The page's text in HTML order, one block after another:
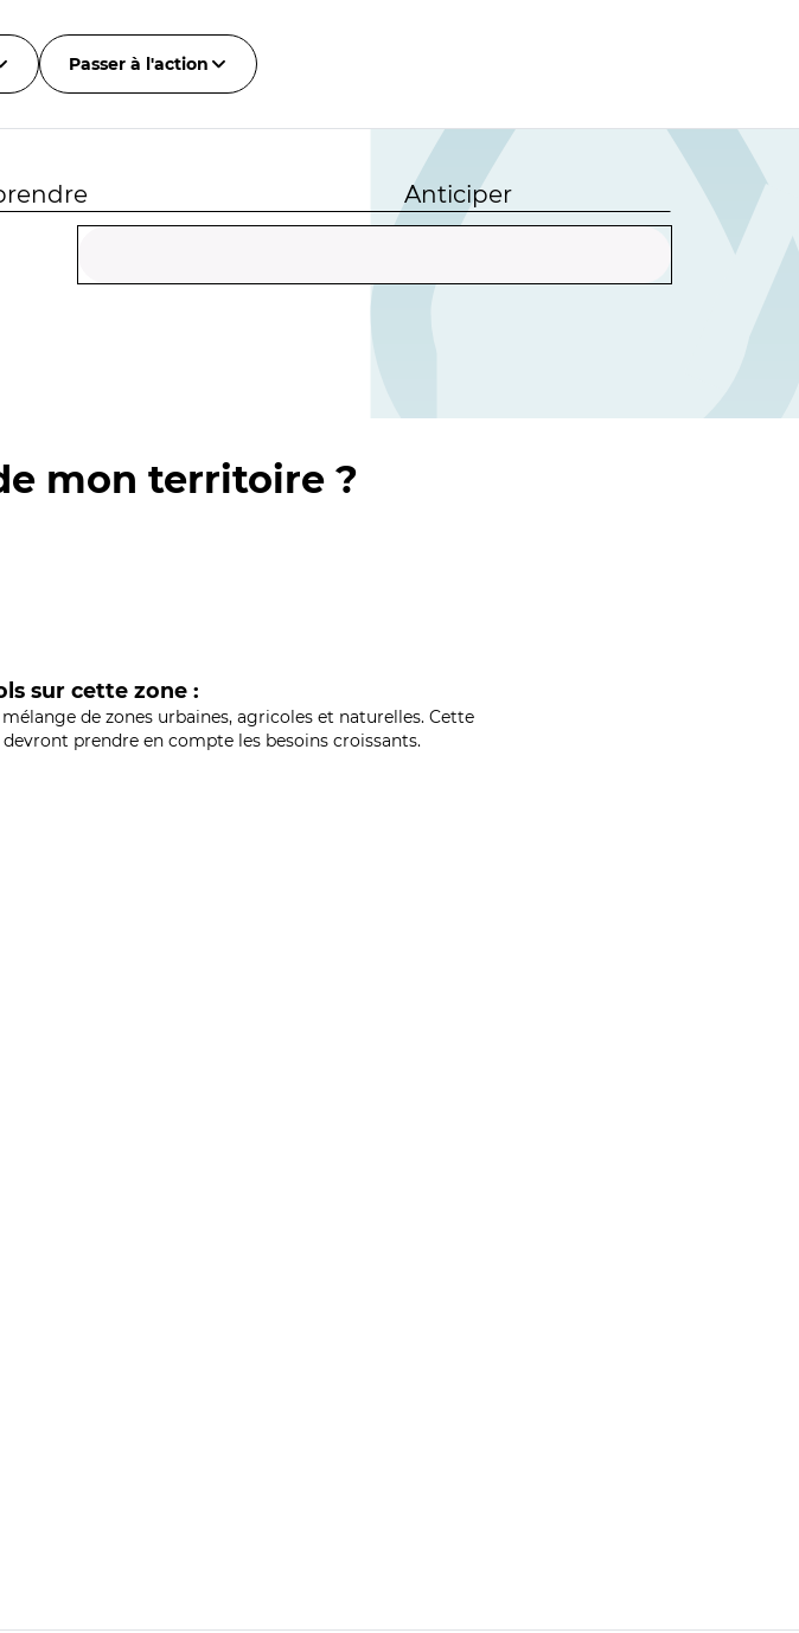
Passer à l'action
Anticiper
mon territoire ?
sur cette zone :
de zones urbaines, agricoles et naturelles. Cette
prendre en compte les besoins croissants.